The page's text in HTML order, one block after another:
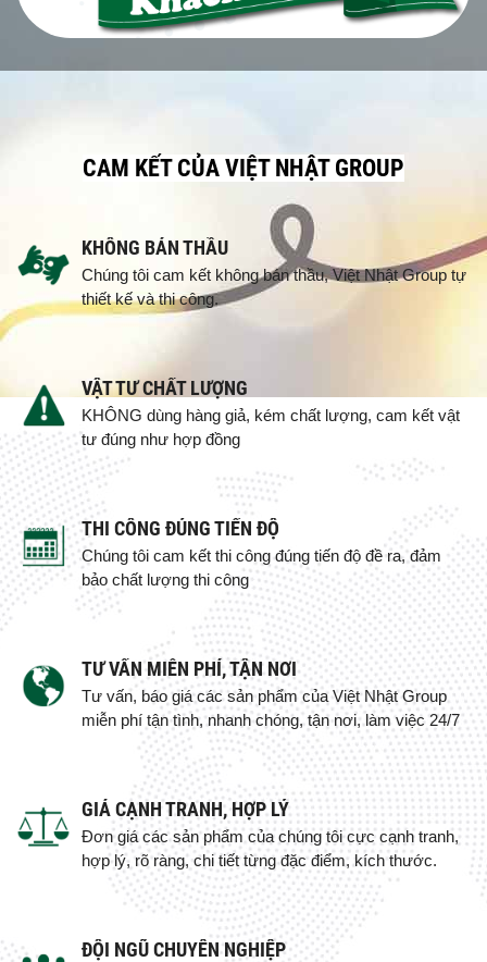
CAM KẾT CỦA VIỆT NHẬT GROUP
KHÔNG BÁN THẦU
Chúng tôi cam kết không bán thầu, Việt Nhật Group tự
thiết kế và thi công.
VẬT TƯ CHẤT LƯỢNG
KHÔNG dùng hàng giả, kém chất lượng, cam kết vật
tư đúng như hợp đồng
THI CÔNG ĐÚNG TIẾN ĐỘ
Chúng tôi cam kết thi công đúng tiến độ đề ra, đảm
bảo chất lượng thi công
TƯ VẤN MIỄN PHÍ, TẬN NƠI
Tư vấn, báo giá các sản phẩm của Việt Nhật Group
miễn phí tận tình, nhanh chóng, tận nơi, làm việc 24/7
GIÁ CẠNH TRANH, HỢP LÝ
Đơn giá các sản phẩm của chúng tôi cực cạnh tranh,
hợp lý, rõ ràng, chi tiết từng đặc điểm, kích thước.
ĐỘI NGŨ CHUYÊN NGHIỆP